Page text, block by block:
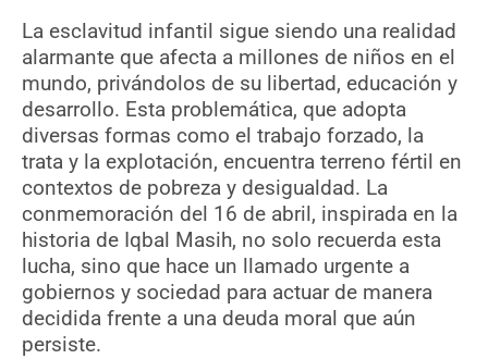
La esclavitud infantil sigue siendo una realidad
alarmante que afecta a millones de niños en el
mundo, privándolos de su libertad, educación y
desarrollo. Esta problemática, que adopta
diversas formas como el trabajo forzado, la
trata y la explotación, encuentra terreno fértil en
contextos de pobreza y desigualdad. La
conmemoración del 16 de abril, inspirada en la
historia de Iqbal Masih, no solo recuerda esta
lucha, sino que hace un llamado urgente a
gobiernos y sociedad para actuar de manera
decidida frente a una deuda moral que aún
persiste.